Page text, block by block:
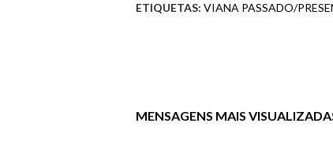
ETIQUETAS: VIANA PASSADO/
MENSAGENS MAIS